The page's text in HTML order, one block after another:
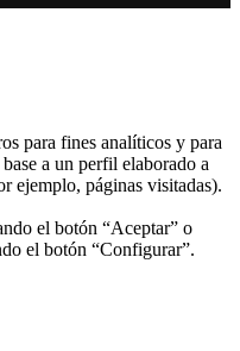
para fines analíticos y para
a un perfil elaborado a
ejemplo, páginas visitadas).
el botón “Aceptar” o
el botón “Configurar”.